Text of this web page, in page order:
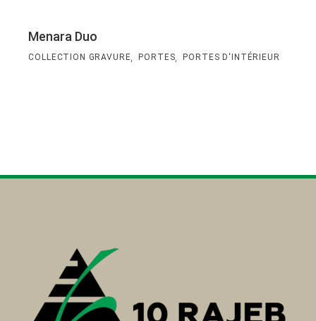
Menara Duo
COLLECTION GRAVURE PORTES PORTES D'INTÉRIEUR